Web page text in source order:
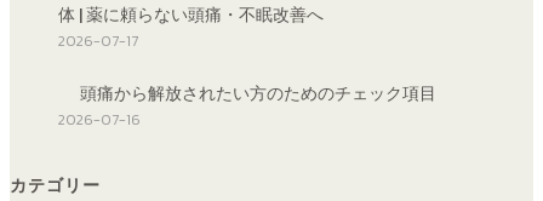
体 | 薬に頼らない頭痛・不眠改善へ
2026-07-17
頭痛から解放されたい方のためのチェック項目
2026-07-16
カテゴリー